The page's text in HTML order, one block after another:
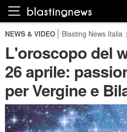
NEWS & VIDEO Blasting News Italia
L'oroscopo del
26 aprile:
per Vergine e